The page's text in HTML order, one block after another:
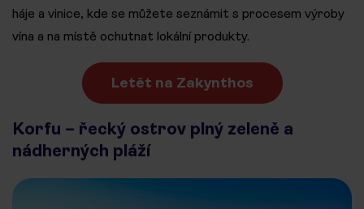
háje a vinice, kde se můžete seznámit s procesem výroby
vína a na místě ochutnat lokální produkty.
Letět na Zakynthos
Korfu – řecký ostrov plný zeleně a
nádherných pláží